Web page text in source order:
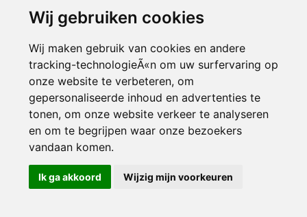
Wij gebruiken cookies
Wij maken gebruik van cookies en andere
tracking-technologieÃ«n om uw surfervaring op
onze website te verbeteren, om
gepersonaliseerde inhoud en advertenties te
tonen, om onze website verkeer te analyseren
en om te begrijpen waar onze bezoekers
vandaan komen.
Ik ga akkoord Wijzig mijn voorkeuren
de code te wijzigen.
© 2000-2026 UFE Media:Managersonline.nl|Brisk magazine
Partners:Autowereld.com